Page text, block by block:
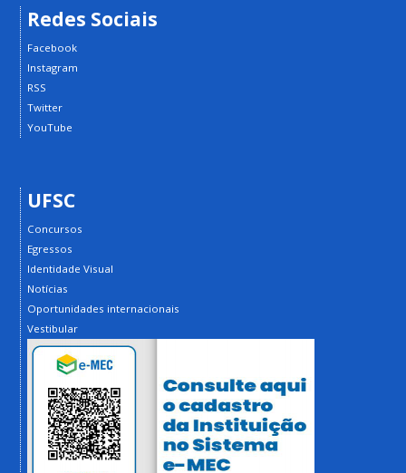
Redes Sociais
Facebook
Instagram
RSS
Twitter
YouTube
UFSC
Concursos
Egressos
Identidade Visual
Notícias
Oportunidades internacionais
Vestibular